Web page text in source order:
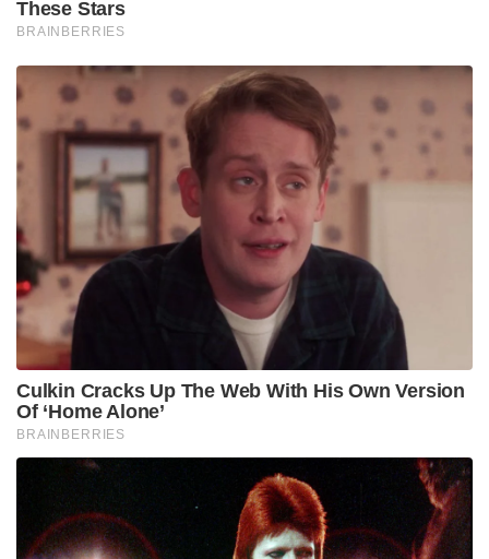
വാണിജ്യകപ്പലായ പിഎൻഎസ്സി ലാഹോർ എന്നിവയും
വ്യോമസേനയുടെ നിരീക്ഷണ വിമാനങ്ങളും
നിലവിൽഅപകടം നടന്നുവെന്ന് കരുതുന്ന അറേബ്യൻ
കടലിൽ അരിച്ചുപെറുക്കുകയാണ്. വൻ
ദുരന്തത്തിന്റെസൂചനകളാണ് പുറത്തുവരുന്നതെങ്കിലും
ഔദ്യോഗിക സ്ഥിരീകരണത്തിനായി
തിരച്ചിൽഊർജ്ജിതമാക്കിയിരിക്കുകയാണ്
അധികൃതർ.
Tags: flight pakistan